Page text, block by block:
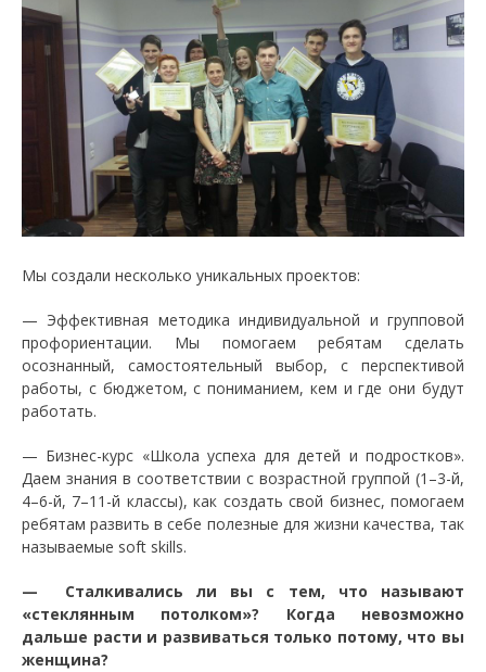
Мы создали несколько уникальных проектов:
— Эффективная методика индивидуальной и групповой
профориентации. Мы помогаем ребятам сделать
осознанный, самостоятельный выбор, с перспективой
работы, с бюджетом, с пониманием, кем и где они будут
работать.
— Бизнес-курс «Школа успеха для детей и подростков».
Даем знания в соответствии с возрастной группой (1–3-й,
4–6-й, 7–11-й классы), как создать свой бизнес, помогаем
ребятам развить в себе полезные для жизни качества, так
называемые soft skills.
— Сталкивались ли вы с тем, что называют
«стеклянным потолком»? Когда невозможно
дальше расти и развиваться только потому, что вы
женщина?